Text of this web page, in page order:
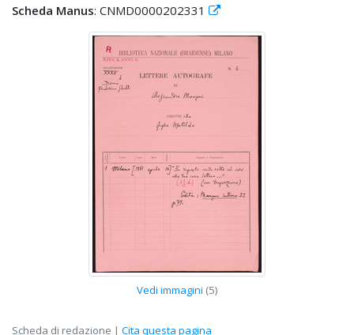
Scheda Manus: CNMD0000202331
Vedi immagini (5)
Scheda di redazione | Cita questa pagina